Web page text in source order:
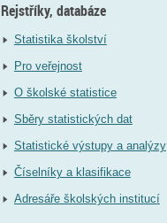
Rejstříky, databáze
Statistika školství
Pro veřejnost
O školské statistice
Sběry statistických dat
Statistické výstupy a analýzy
Číselníky a klasifikace
Adresáře školských institucí